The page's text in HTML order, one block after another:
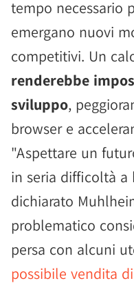
tempo necessario
emergano nuovi
competitivi. Un
renderebbe
sviluppo,
browser e
"Aspettare un
in seria difficoltà a
dichiarato
problematico
persa con alcuni
possibile vendita